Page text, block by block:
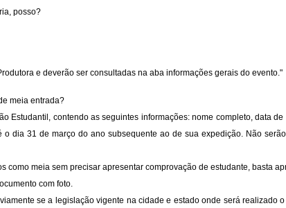
posso?
e deverão ser consultadas na aba informações gerais do evento."
meia entrada?
contendo as seguintes informações: nome completo, data
dia 31 de março do ano subsequente ao de sua expedição. Não
meia sem precisar apresentar comprovação de estudante, basta
com foto.
se a legislação vigente na cidade e estado onde será realizado